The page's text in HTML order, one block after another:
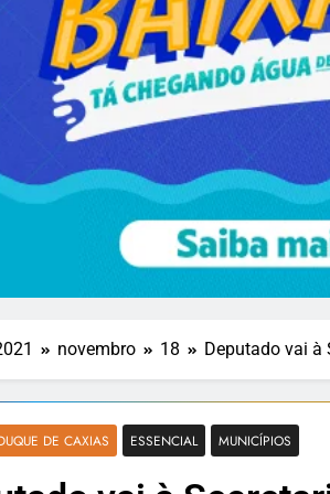
novembro 18 Deputado vai à
DE CAXIAS ESSENCIAL MUNICÍPIOS